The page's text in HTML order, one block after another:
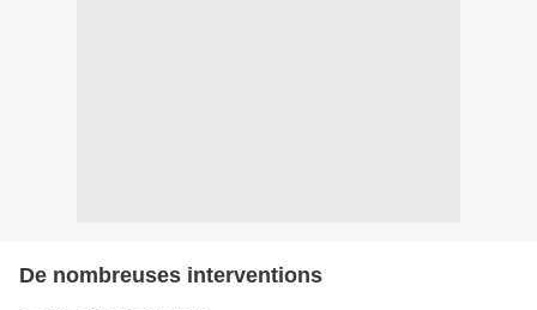
De nombreuses interventions